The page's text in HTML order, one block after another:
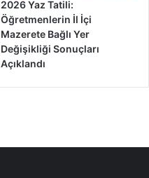
2026 Yaz Tatili:
Öğretmenlerin İl İçi
Mazerete Bağlı Yer
Değişikliği Sonuçları
Açıklandı